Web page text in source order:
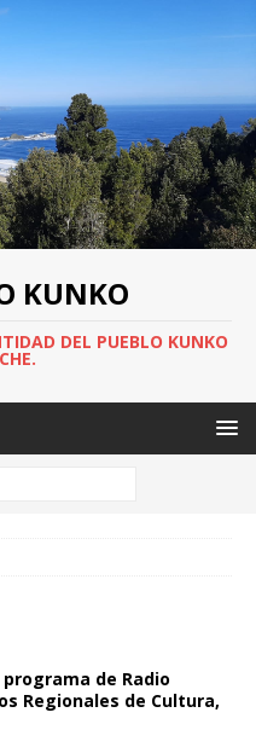
KUNKO
DEL PUEBLO KUNKO
de Radio
Regionales de Cultura,